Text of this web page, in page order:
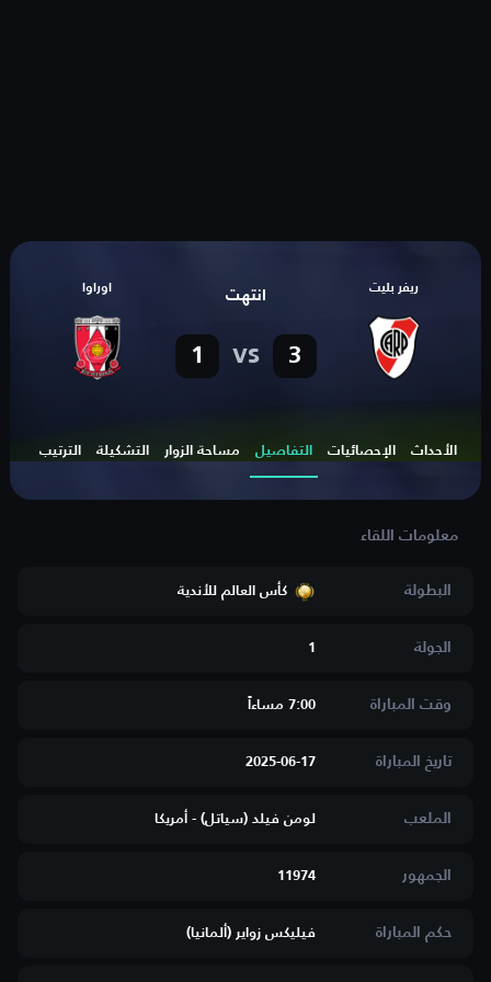
ريفر بليت انتهت
3
vs
1
اوراوا
الأحداث الإحصائيات التفاصيل مساحة الزوار التشكيلة الترتيب
البطولة كأس العالم للأندية
الجولة 1
وقت المباراة 7:00 مساءاََ
تاريخ المباراة 2025-06-17
الملعب لومن فيلد (سياتل) - أمريكا
الجمهور 11974
حكم المباراة فيليكس زواير (ألمانيا)